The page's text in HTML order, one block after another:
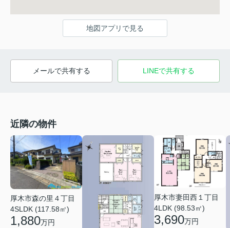
地図アプリで見る
メールで共有する LINEで共有する
近隣の物件
厚木市森の里４丁目
4SLDK (117.58㎡)
1,880万円
厚木市妻田西１丁目
4LDK (98.53㎡)
3,690万円